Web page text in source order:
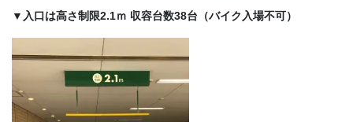
▼入口は高さ制限2.1ｍ 収容台数38台（バイク入場不可）